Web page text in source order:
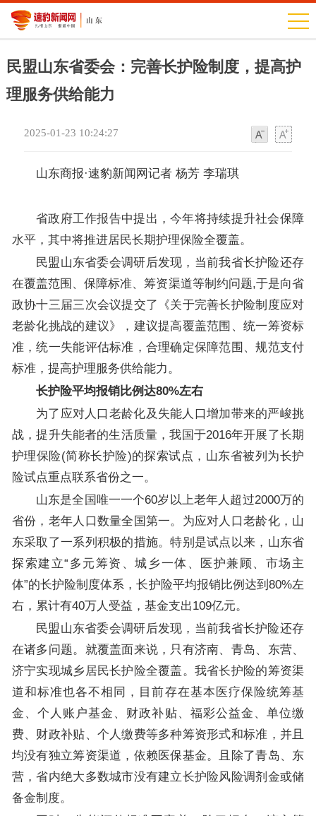
民盟山东省委会：完善长护险制度，提高护
理服务供给能力
2025-01-23 10:24:27
山东商报·速豹新闻网记者 杨芳 李瑞琪
省政府工作报告中提出，今年将持续提升社会保障
水平，其中将推进居民长期护理保险全覆盖。
民盟山东省委会调研后发现，当前我省长护险还存
在覆盖范围、保障标准、筹资渠道等制约问题,于是向省
政协十三届三次会议提交了《关于完善长护险制度应对
老龄化挑战的建议》，建议提高覆盖范围、统一筹资标
准，统一失能评估标准，合理确定保障范围、规范支付
标准，提高护理服务供给能力。
长护险平均报销比例达80%左右
为了应对人口老龄化及失能人口增加带来的严峻挑
战，提升失能者的生活质量，我国于2016年开展了长期
护理保险(简称长护险)的探索试点，山东省被列为长护
险试点重点联系省份之一。
山东是全国唯一一个60岁以上老年人超过2000万的
省份，老年人口数量全国第一。为应对人口老龄化，山
东采取了一系列积极的措施。特别是试点以来，山东省
探索建立“多元筹资、城乡一体、医护兼顾、市场主
体”的长护险制度体系，长护险平均报销比例达到80%左
右，累计有40万人受益，基金支出109亿元。
民盟山东省委会调研后发现，当前我省长护险还存
在诸多问题。就覆盖面来说，只有济南、青岛、东营、
济宁实现城乡居民长护险全覆盖。我省长护险的筹资渠
道和标准也各不相同，目前存在基本医疗保险统筹基
金、个人账户基金、财政补贴、福彩公益金、单位缴
费、财政补贴、个人缴费等多种筹资形式和标准，并且
均没有独立筹资渠道，依赖医保基金。且除了青岛、东
营，省内绝大多数城市没有建立长护险风险调剂金或储
备金制度。